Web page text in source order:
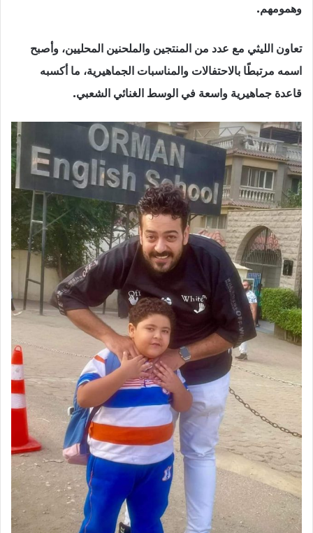
وهمومهم.
تعاون الليثي مع عدد من المنتجين والملحنين المحليين، وأصبح
اسمه مرتبطًا بالاحتفالات والمناسبات الجماهيرية، ما أكسبه
قاعدة جماهيرية واسعة في الوسط الغنائي الشعبي.